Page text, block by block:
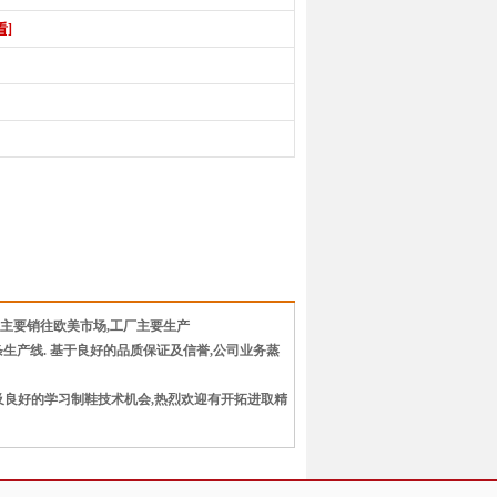
]
要销往欧美市场,工厂主要生产
产线. 基于良好的品质保证及信誉,公司业务蒸
好的学习制鞋技术机会,热烈欢迎有开拓进取精